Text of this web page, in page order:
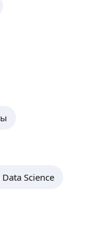
Science